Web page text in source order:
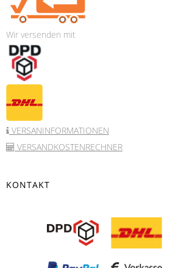
Wir versenden mit
VERSANINFORMATIONEN
VERSANDKOSTENRECHNER
KONTAKT